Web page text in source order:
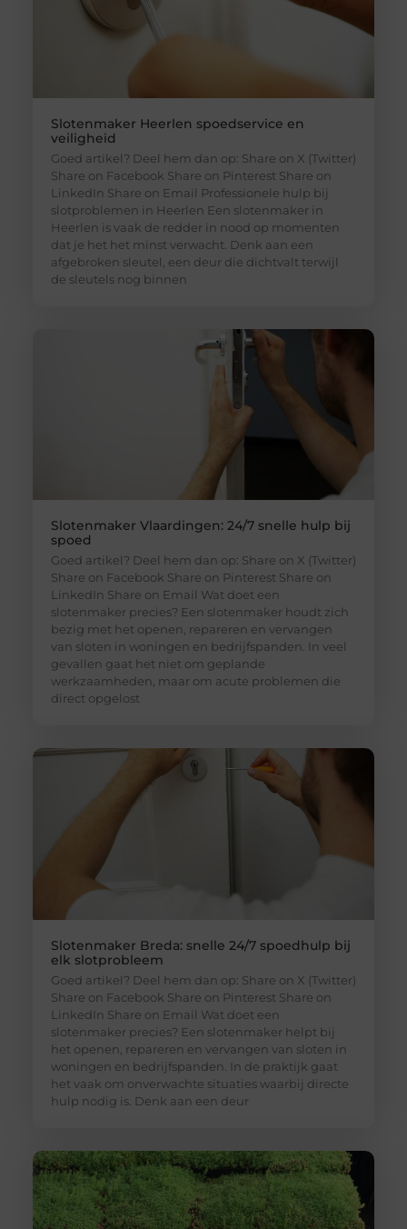
Slotenmaker Heerlen spoedservice en
veiligheid
Goed artikel? Deel hem dan op: Share on X (Twitter)
Share on Facebook Share on Pinterest Share on
LinkedIn Share on Email Professionele hulp bij
slotproblemen in Heerlen Een slotenmaker in
Heerlen is vaak de redder in nood op momenten
dat je het het minst verwacht. Denk aan een
afgebroken sleutel, een deur die dichtvalt terwijl
de sleutels nog binnen
Slotenmaker Vlaardingen: 24/7 snelle hulp bij
spoed
Goed artikel? Deel hem dan op: Share on X (Twitter)
Share on Facebook Share on Pinterest Share on
LinkedIn Share on Email Wat doet een
slotenmaker precies? Een slotenmaker houdt zich
bezig met het openen, repareren en vervangen
van sloten in woningen en bedrijfspanden. In veel
gevallen gaat het niet om geplande
werkzaamheden, maar om acute problemen die
direct opgelost
Slotenmaker Breda: snelle 24/7 spoedhulp bij
elk slotprobleem
Goed artikel? Deel hem dan op: Share on X (Twitter)
Share on Facebook Share on Pinterest Share on
LinkedIn Share on Email Wat doet een
slotenmaker precies? Een slotenmaker helpt bij
het openen, repareren en vervangen van sloten in
woningen en bedrijfspanden. In de praktijk gaat
het vaak om onverwachte situaties waarbij directe
hulp nodig is. Denk aan een deur